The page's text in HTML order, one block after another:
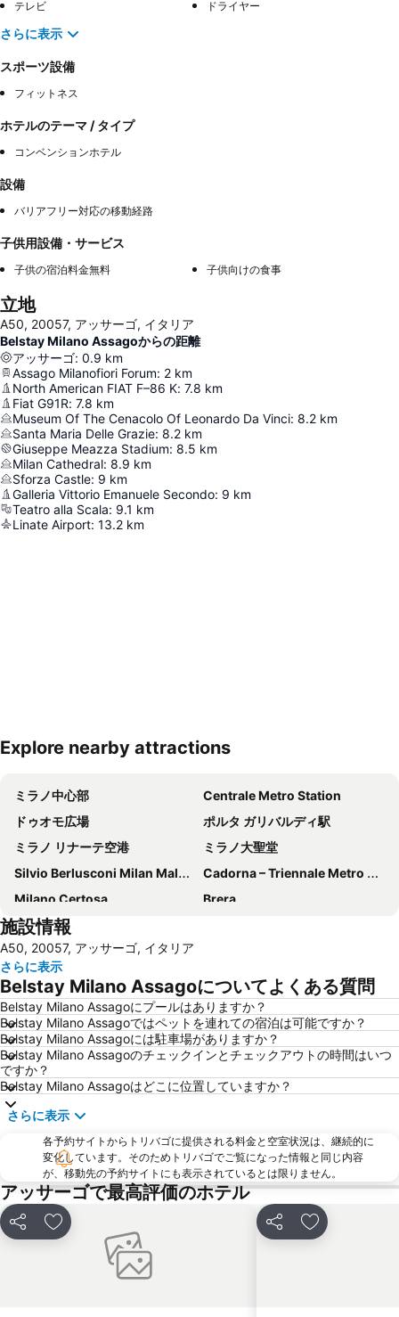
テレビ ドライヤー
さらに表示
スポーツ設備
フィットネス
ホテルのテーマ / タイプ
コンベンションホテル
設備
バリアフリー対応の移動経路
子供用設備・サービス
子供の宿泊料金無料 子供向けの食事
立地
A50, 20057, アッサーゴ, イタリア
Belstay Milano Assagoからの距離
アッサーゴ: 0.9 km
Assago Milanofiori Forum: 2 km
North American FIAT F–86 K: 7.8 km
Fiat G91R: 7.8 km
Museum Of The Cenacolo Of Leonardo Da Vinci: 8.2 km
Santa Maria Delle Grazie: 8.2 km
Giuseppe Meazza Stadium: 8.5 km
Milan Cathedral: 8.9 km
Sforza Castle: 9 km
Galleria Vittorio Emanuele Secondo: 9 km
Teatro alla Scala: 9.1 km
Linate Airport: 13.2 km
地図を拡大
Explore nearby attractions
ミラノ中心部
Centrale Metro Station
ドゥオモ広場
ポルタ ガリバルディ駅
ミラノ リナーテ空港
ミラノ大聖堂
Silvio Berlusconi Milan Malpensa Airport
Cadorna – Triennale Metro Station
Milano Certosa
Brera
Centro Direzionale di Milano
Duomo Metro Station
フィエラミラノシティ
Porta Venezia
Mediolanum Forum
旧市街
Caiazzo Metro Station
サンタ・マリア・デッレ・グラツィエ教会
Lotto - Fieramilanocity Metro Station
Museo del Duomo di Milano
Stazione Milano Lambrate
Assago Milanofiori Forum Metro Station
サンタマリア デッレ グラツィエ教会
ヴィットーリオ・エマヌエーレ2世のガッレリア
Bicocca
Teatro alla Scala
Galleria Milano
Città Studi
Lampugnano Metro Station
Bovisa
Rho Fiera Metro Station
10 Corso Como
施設情報
A50, 20057, アッサーゴ, イタリア
さらに表示
Belstay Milano Assagoについてよくある質問
Belstay Milano Assagoにプールはありますか？
Belstay Milano Assagoではペットを連れての宿泊は可能ですか？
Belstay Milano Assagoには駐車場がありますか？
Belstay Milano Assagoのチェックインとチェックアウトの時間はいつ
ですか？
Belstay Milano Assagoはどこに位置していますか？
さらに表示
各予約サイトからトリバゴに提供される料金と空室状況は、継続的に
変化しています。そのためトリバゴでご覧になった情報と同じ内容
が、移動先の予約サイトにも表示されているとは限りません。
アッサーゴで最高評価のホテル
シェア お気に入りに追加 シェア お気に入りに